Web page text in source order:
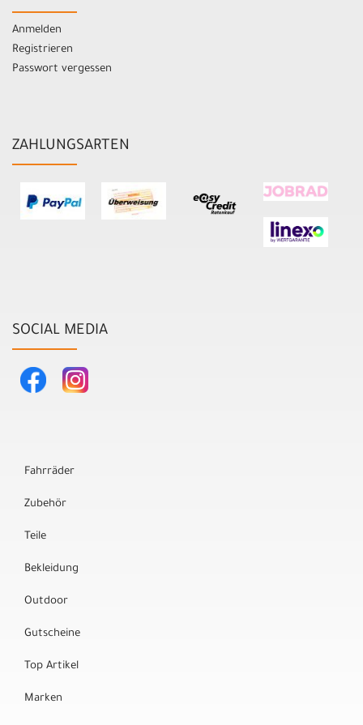
Anmelden
Registrieren
Passwort vergessen
ZAHLUNGSARTEN
SOCIAL MEDIA
Fahrräder
Zubehör
Teile
Bekleidung
Outdoor
Gutscheine
Top Artikel
Marken